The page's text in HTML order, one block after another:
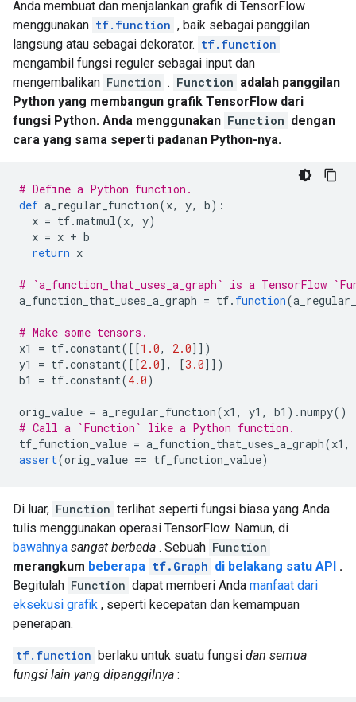
Anda membuat dan menjalankan grafik di TensorFlow
menggunakan tf.function , baik sebagai panggilan
langsung atau sebagai dekorator. tf.function
mengambil fungsi reguler sebagai input dan
mengembalikan Function . Function adalah panggilan
Python yang membangun grafik TensorFlow dari
fungsi Python. Anda menggunakan Function dengan
cara yang sama seperti padanan Python-nya.
# Define a Python function.
def a_regular_function(x, y, b):
x = tf.matmul(x, y)
x = x + b
return x
# `a_function_that_uses_a_graph` is a TensorFlow
a_function_that_uses_a_graph = tf. function(
# Make some tensors.
x1 = tf.constant([[1.0, 2.0]])
y1 = tf.constant([[2.0], [3.0]])
b1 = tf.constant(4.0)
orig_value = a_regular_function(x1 , y1 , b1 ).numpy()
# Call a `Function` like a Python function.
tf_function_value = a_function_that_uses_a_graph(x1 ,
assert(orig_value == tf_function_value)
Di luar, Function terlihat seperti fungsi biasa yang Anda
tulis menggunakan operasi TensorFlow. Namun, di
bawahnya sangat berbeda . Sebuah Function
merangkum beberapa tf.Graph di belakang satu API .
Begitulah Function dapat memberi Anda manfaat dari
eksekusi grafik , seperti kecepatan dan kemampuan
penerapan.
tf.function berlaku untuk suatu fungsi dan semua
fungsi lain yang dipanggilnya :